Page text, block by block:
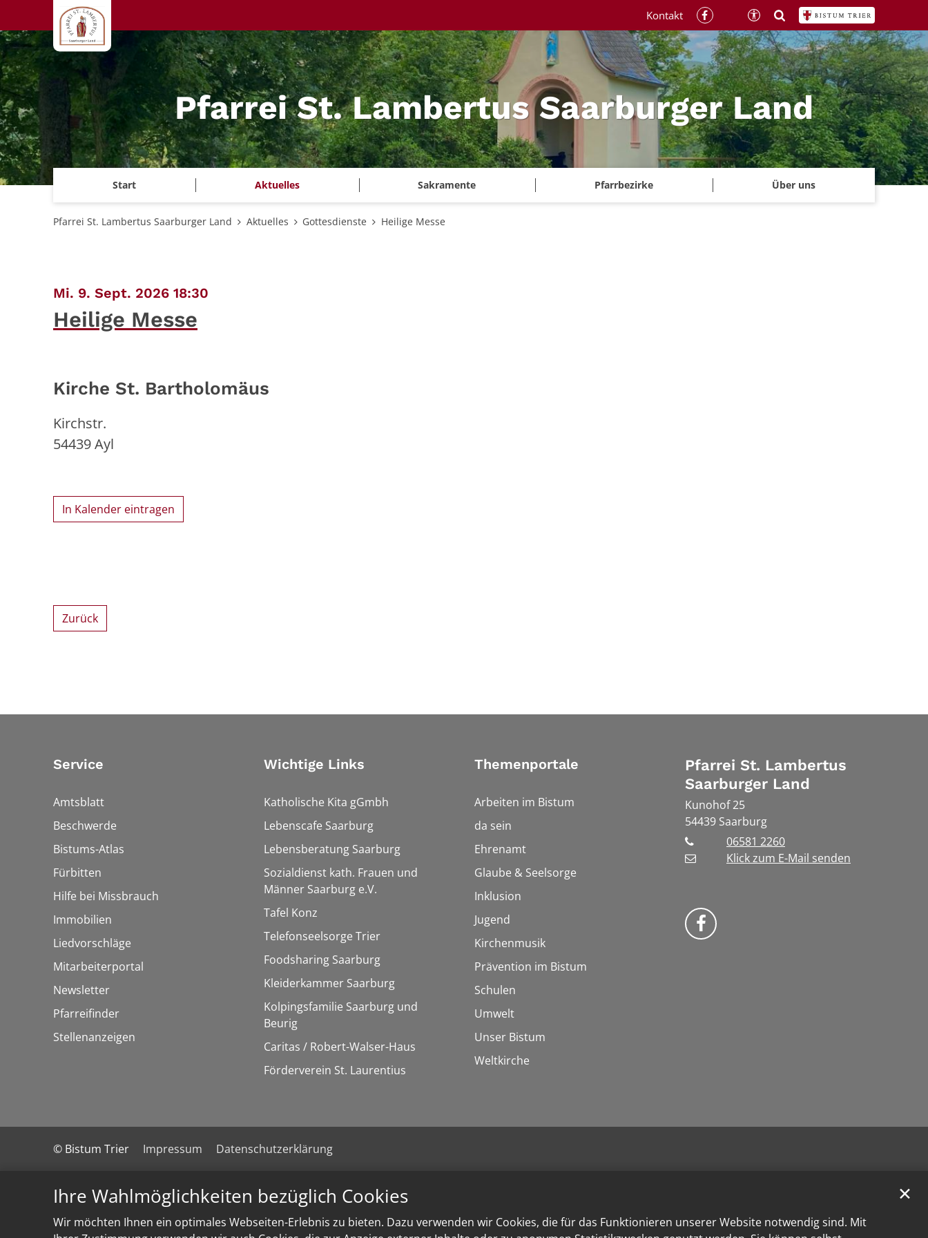
Ihre Wahlmöglichkeiten bezüglich Cookies
Wir möchten Ihnen ein optimales Webseiten-Erlebnis zu bieten. Dazu verwenden wir Cookies, die für das Funktionieren unserer Website notwendig sind. Mit
✕
Zum Inhalt springen
Pfarrei St. Lambertus Saarburger Land
Start Aktuelles Sakramente Pfarrbezirke Über uns
Kontakt
Pfarrei St. Lambertus Saarburger Land Aktuelles Gottesdienste Heilige Messe
Mi. 9. Sept. 2026 18:30
Heilige Messe
Kirche St. Bartholomäus
Kirchstr.
54439Ayl
In Kalender eintragen
Zurück
Service
Amtsblatt
Beschwerde
Bistums-Atlas
Fürbitten
Hilfe bei Missbrauch
Immobilien
Liedvorschläge
Mitarbeiterportal
Newsletter
Pfarreifinder
Stellenanzeigen
Wichtige Links
Katholische Kita gGmbh
Lebenscafe Saarburg
Lebensberatung Saarburg
Sozialdienst kath. Frauen und
Männer Saarburg e.V.
Tafel Konz
Telefonseelsorge Trier
Foodsharing Saarburg
Kleiderkammer Saarburg
Kolpingsfamilie Saarburg und
Beurig
Caritas / Robert-Walser-Haus
Förderverein St. Laurentius
Themenportale
Arbeiten im Bistum
da sein
Ehrenamt
Glaube & Seelsorge
Inklusion
Jugend
Kirchenmusik
Prävention im Bistum
Schulen
Umwelt
Unser Bistum
Weltkirche
Pfarrei St. Lambertus
Saarburger Land
Kunohof 25
54439 Saarburg
06581 2260
Klick zum E-Mail senden
Bistum Trier auf Facebook
© Bistum Trier Impressum Datenschutzerklärung